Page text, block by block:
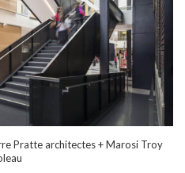
Pratte architectes + Marosi Troy